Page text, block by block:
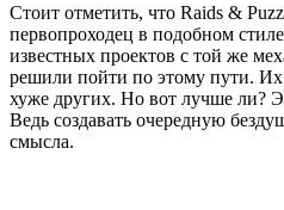
Стоит отметить, что Raids &
первопроходец в подобном
известных проектов с той же
решили пойти по этому пути. Их
хуже других. Но вот лучше ли?
Ведь создавать очередную
смысла.